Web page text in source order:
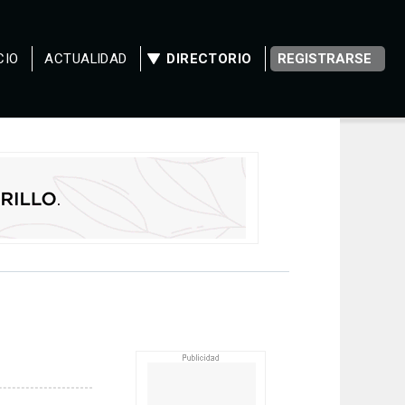
ACTUALIDAD DIRECTORIO REGISTRARSE